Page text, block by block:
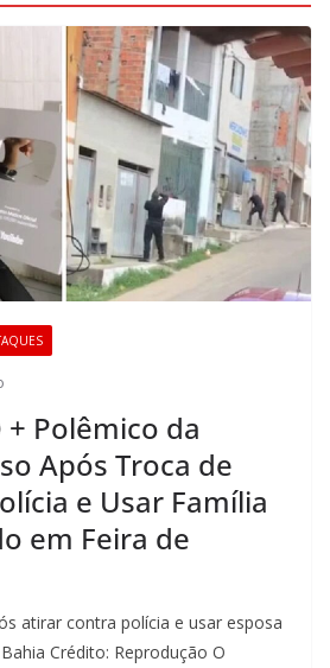
+ Polêmico da
Após Troca de
e Usar Família
em Feira de
atirar contra polícia e usar esposa
Crédito: Reprodução O